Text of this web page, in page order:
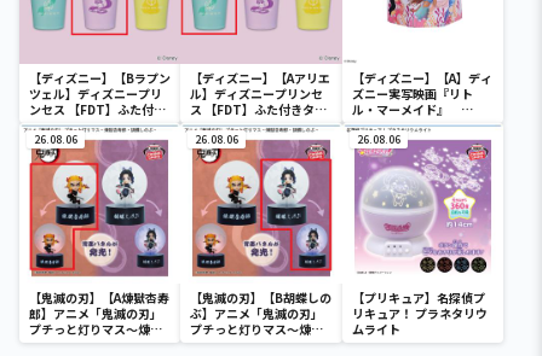
【ディズニー】【Bラプン
ツェル】ディズニープリ
ンセス 【FDT】ふた付き
タンブラー
【ディズニー】【Aアリエ
ル】ディズニープリンセ
ス 【FDT】ふた付きタン
ブラー
【ディズニー】【A】ディ
ズニー実写映画『リト
ル・マーメイド』
[PtZ]折り畳みボックス
チェアー
26.08.06
【鬼滅の刃】【A煉獄杏寿
郎】アニメ「鬼滅の刃」
プチっと灯りマス～煉獄
杏寿郎・胡蝶しのぶ～
26.08.06
【鬼滅の刃】【B胡蝶しの
ぶ】アニメ「鬼滅の刃」
プチっと灯りマス～煉獄
杏寿郎・胡蝶しのぶ～
26.08.06
【プリキュア】名探偵プ
リキュア！ プラネタリウ
ムライト